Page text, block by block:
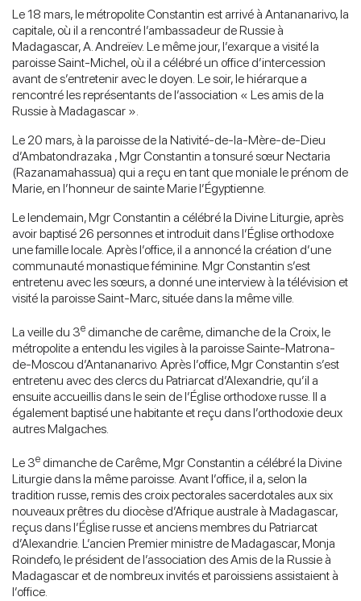
Le 18 mars, le métropolite Constantin est arrivé à Antananarivo, la
capitale, où il a rencontré l’ambassadeur de Russie à
Madagascar, A. Andreïev. Le même jour, l’exarque a visité la
paroisse Saint-Michel, où il a célébré un office d’intercession
avant de s’entretenir avec le doyen. Le soir, le hiérarque a
rencontré les représentants de l’association « Les amis de la
Russie à Madagascar ».
Le 20 mars, à la paroisse de la Nativité-de-la-Mère-de-Dieu
d’Ambatondrazaka , Mgr Constantin a tonsuré sœur Nectaria
(Razanamahassua) qui a reçu en tant que moniale le prénom de
Marie, en l’honneur de sainte Marie l’Égyptienne.
Le lendemain, Mgr Constantin a célébré la Divine Liturgie, après
avoir baptisé 26 personnes et introduit dans l’Église orthodoxe
une famille locale. Après l’office, il a annoncé la création d’une
communauté monastique féminine. Mgr Constantin s’est
entretenu avec les sœurs, a donné une interview à la télévision et
visité la paroisse Saint-Marc, située dans la même ville.
La veille du 3e dimanche de carême, dimanche de la Croix, le
métropolite a entendu les vigiles à la paroisse Sainte-Matrona-
de-Moscou d’Antananarivo. Après l’office, Mgr Constantin s’est
entretenu avec des clercs du Patriarcat d’Alexandrie, qu’il a
ensuite accueillis dans le sein de l’Église orthodoxe russe. Il a
également baptisé une habitante et reçu dans l’orthodoxie deux
autres Malgaches.
Le 3e dimanche de Carême, Mgr Constantin a célébré la Divine
Liturgie dans la même paroisse. Avant l’office, il a, selon la
tradition russe, remis des croix pectorales sacerdotales aux six
nouveaux prêtres du diocèse d’Afrique australe à Madagascar,
reçus dans l’Église russe et anciens membres du Patriarcat
d’Alexandrie. L’ancien Premier ministre de Madagascar, Monja
Roindefo, le président de l’association des Amis de la Russie à
Madagascar et de nombreux invités et paroissiens assistaient à
l’office.